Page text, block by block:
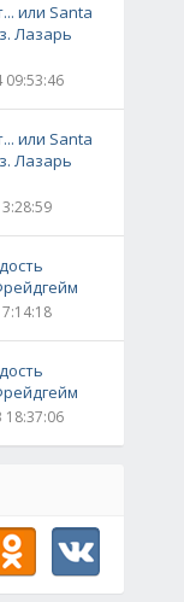
или Santa
Лазарь
09:53:46
или Santa
Лазарь
18:37:06